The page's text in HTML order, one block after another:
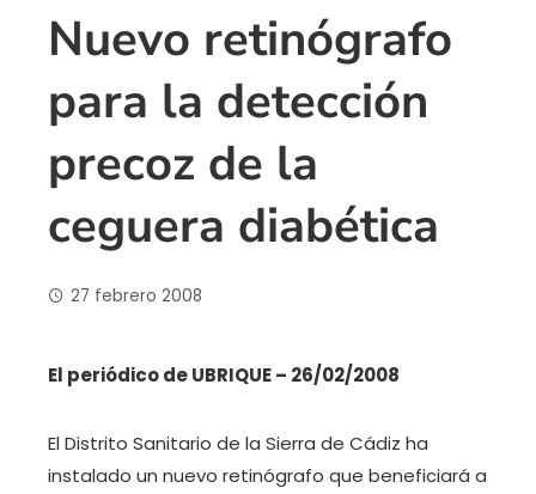
Nuevo retinógrafo
para la detección
precoz de la
ceguera diabética
27 febrero 2008
El periódico de UBRIQUE – 26/02/2008
El Distrito Sanitario de la Sierra de Cádiz ha
instalado un nuevo retinógrafo que beneficiará a